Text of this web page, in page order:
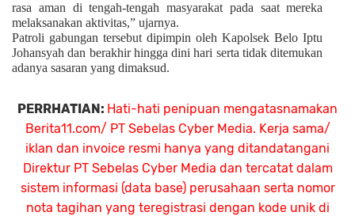
rasa aman di tengah-tengah masyarakat pada saat mereka
melaksanakan aktivitas,” ujarnya.
Patroli gabungan tersebut dipimpin oleh Kapolsek Belo Iptu
Johansyah dan berakhir hingga dini hari serta tidak ditemukan
adanya sasaran yang dimaksud.
PERRHATIAN: Hati-hati penipuan mengatasnamakan
Berita11.com/ PT Sebelas Cyber Media. Kerja sama/
iklan dan invoice resmi hanya yang ditandatangani
Direktur PT Sebelas Cyber Media dan tercatat dalam
sistem informasi (data base) perusahaan serta nomor
nota tagihan yang teregistrasi dengan kode unik di